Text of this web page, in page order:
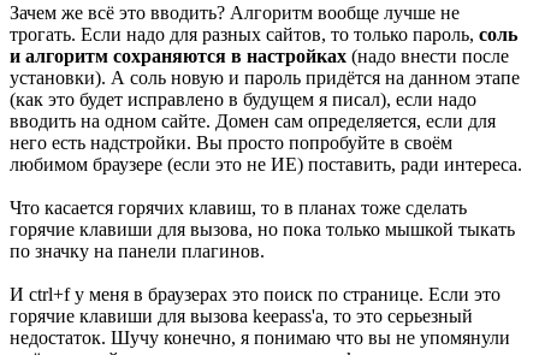
Зачем же всё это вводить? Алгоритм вообще лучше не
трогать. Если надо для разных сайтов, то только пароль, соль
и алгоритм сохраняются в настройках (надо внести после
установки). А соль новую и пароль придётся на данном этапе
(как это будет исправлено в будущем я писал), если надо
вводить на одном сайте. Домен сам определяется, если для
него есть надстройки. Вы просто попробуйте в своём
любимом браузере (если это не ИЕ) поставить, ради интереса.
Что касается горячих клавиш, то в планах тоже сделать
горячие клавиши для вызова, но пока только мышкой тыкать
по значку на панели плагинов.
И ctrl+f у меня в браузерах это поиск по странице. Если это
горячие клавиши для вызова keepass'а, то это серьезный
недостаток. Шучу конечно, я понимаю что вы не упомянули